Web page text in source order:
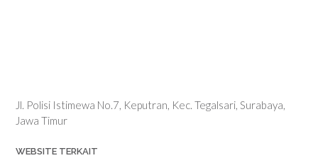
Jl. Polisi Istimewa No.7, Keputran, Kec. Tegalsari, Surabaya,
Jawa Timur
WEBSITE TERKAIT